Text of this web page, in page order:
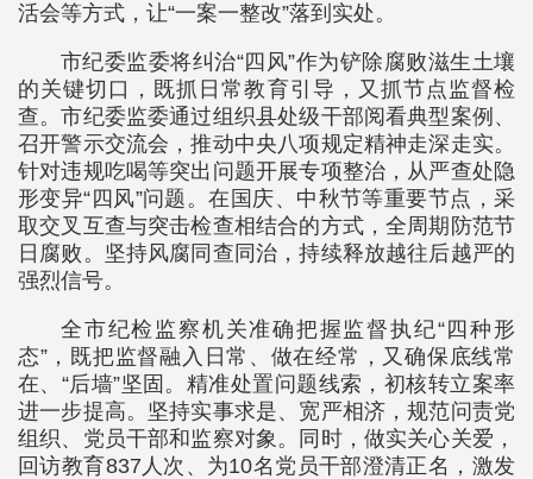
活会等方式，让“一案一整改”落到实处。
市纪委监委将纠治“四风”作为铲除腐败滋生土壤
的关键切口，既抓日常教育引导，又抓节点监督检
查。市纪委监委通过组织县处级干部阅看典型案例、
召开警示交流会，推动中央八项规定精神走深走实。
针对违规吃喝等突出问题开展专项整治，从严查处隐
形变异“四风”问题。在国庆、中秋节等重要节点，采
取交叉互查与突击检查相结合的方式，全周期防范节
日腐败。坚持风腐同查同治，持续释放越往后越严的
强烈信号。
全市纪检监察机关准确把握监督执纪“四种形
态”，既把监督融入日常、做在经常，又确保底线常
在、“后墙”坚固。精准处置问题线索，初核转立案率
进一步提高。坚持实事求是、宽严相济，规范问责党
组织、党员干部和监察对象。同时，做实关心关爱，
回访教育837人次、为10名党员干部澄清正名，激发